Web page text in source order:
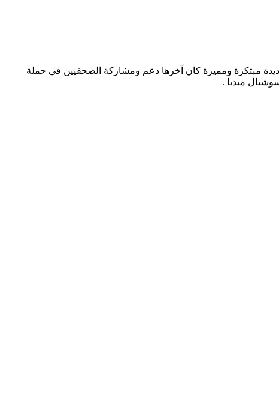
طريقة جديدة مبتكرة ومميزة كان آخرها دعم ومشاركة الصحفيين في حملة